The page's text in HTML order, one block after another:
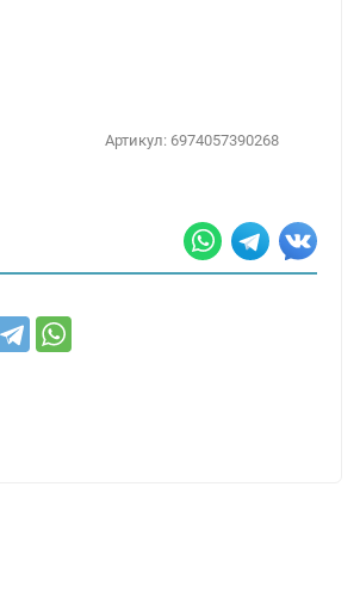
Артикул: 6974057390268